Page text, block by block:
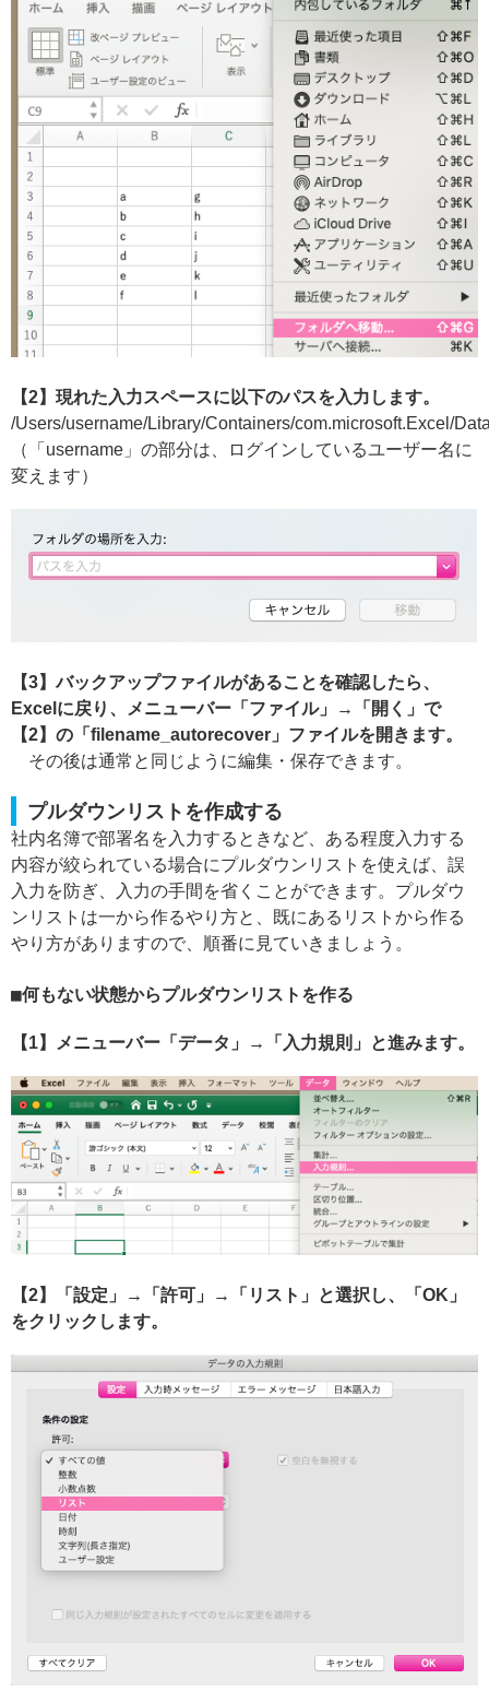
【2】現れた入力スペースに以下のパスを入力します。
/Users/username/Library/Containers/com.microsoft.Excel/
（「username」の部分は、ログインしているユーザー名に
変えます）
【3】バックアップファイルがあることを確認したら、
Excelに戻り、メニューバー「ファイル」→「開く」で
【2】の「filename_autorecover」ファイルを開きます。
その後は通常と同じように編集・保存できます。
プルダウンリストを作成する
社内名簿で部署名を入力するときなど、ある程度入力する
内容が絞られている場合にプルダウンリストを使えば、誤
入力を防ぎ、入力の手間を省くことができます。プルダウ
ンリストは一から作るやり方と、既にあるリストから作る
やり方がありますので、順番に見ていきましょう。
何もない状態からプルダウンリストを作る
【1】メニューバー「データ」→「入力規則」と進みます。
【2】「設定」→「許可」→「リスト」と選択し、「OK」
をクリックします。